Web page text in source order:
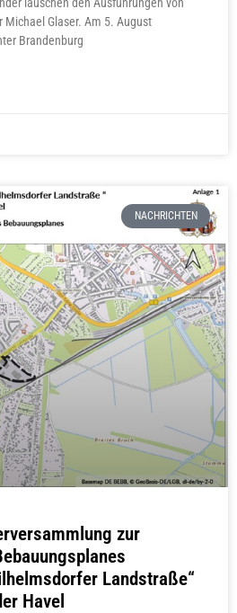
Glaser. Am 5. August
Brandenburg
NACHRICHTEN
zur
Landstraße“
Havel